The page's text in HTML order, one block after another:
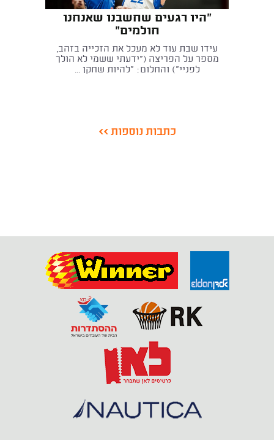
"היו רגעים שחשבנו שאנחנו
חולמים"
עידו שבת עוד לא מעכל את הזכייה בזהב,
מספר על הפריצה ("ידעתי ששמי לא הולך
לפניי") והחלום: "להיות שחקן ...
כתבות נוספות >>